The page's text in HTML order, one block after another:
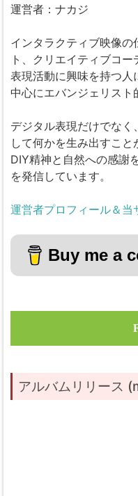
運営者：ナカジ
インタラクティブ映像
ト、クリエイティブコ
表現活動に興味を持つ人
中心にエバンジェリスト
デジタル表現だけでな
して何かを生み出すこと
DIY精神と自然への感謝
を発信しています。
運営者プロフィール＆当
Buy me a
アルバムリリース